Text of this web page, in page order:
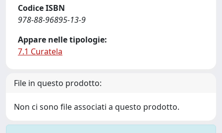
Codice ISBN
978-88-96895-13-9
Appare nelle tipologie:
7.1 Curatela
File in questo prodotto:
Non ci sono file associati a questo prodotto.